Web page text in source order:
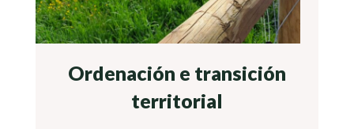
Ordenación e transición
territorial